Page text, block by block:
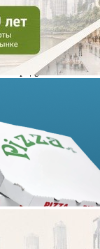
радуги» стала
Алексея
были Дмитрий
«Улыбки
Ltd: ее
году выручка
с 2021